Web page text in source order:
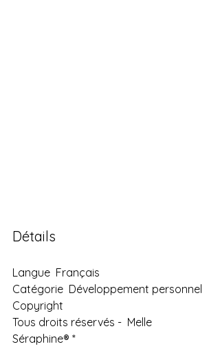
Détails
Langue  Français
Catégorie  Développement personnel
Copyright
Tous droits réservés -  Melle
Séraphine® *